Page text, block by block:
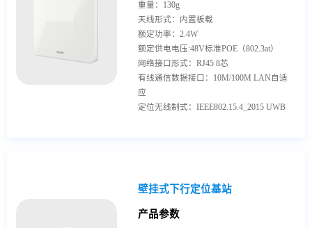
重量：130g
天线形式：内置板载
额定功率：2.4W
额定供电电压:48V标准POE（802.3at）
网络接口形式：RJ45 8芯
有线通信数据接口：10M/100M LAN自适
应
定位无线制式：IEEE802.15.4_2015 UWB
壁挂式下行定位基站
产品参数